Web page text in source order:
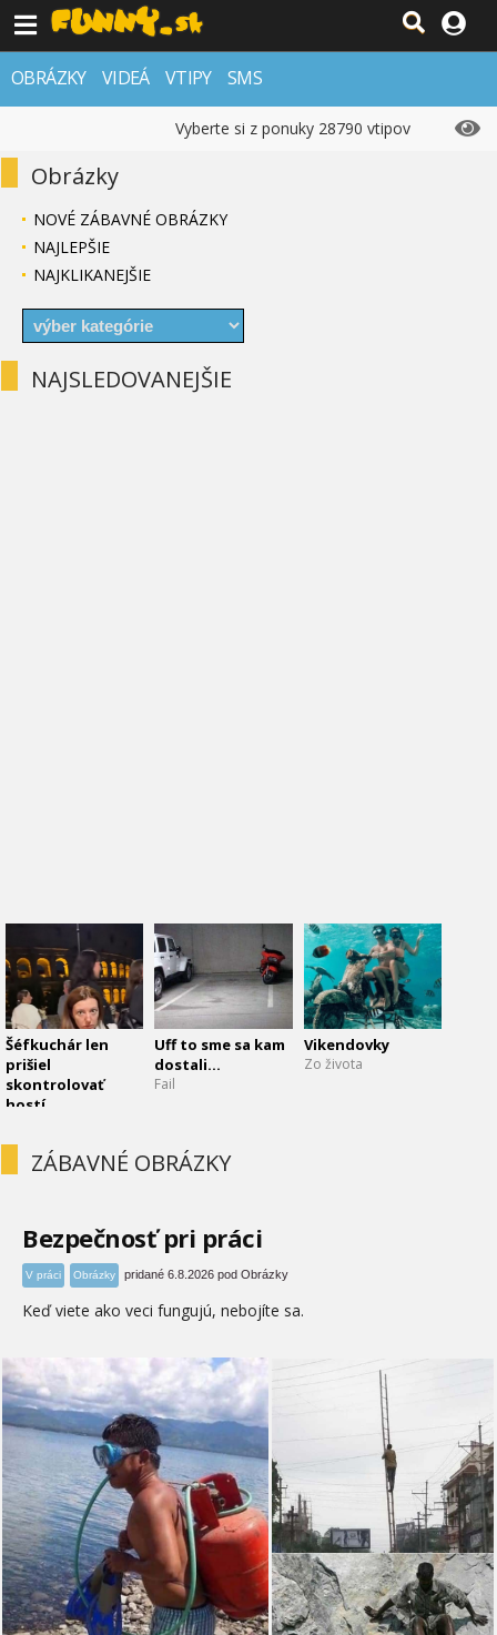
OBRÁZKY VIDEÁ VTIPY SMS
Vyberte si z ponuky 28790 vtipov
Obrázky
NOVÉ ZÁBAVNÉ OBRÁZKY
NAJLEPŠIE
NAJKLIKANEJŠIE
NAJSLEDOVANEJŠIE
Šéfkuchár len
prišiel
skontrolovať
hostí
Uff to sme sa kam
dostali...
Fail
Vikendovky
Zo života
ZÁBAVNÉ OBRÁZKY
Bezpečnosť pri práci
V práci Obrázky pridané 6.8.2026 pod Obrázky
Keď viete ako veci fungujú, nebojíte sa.